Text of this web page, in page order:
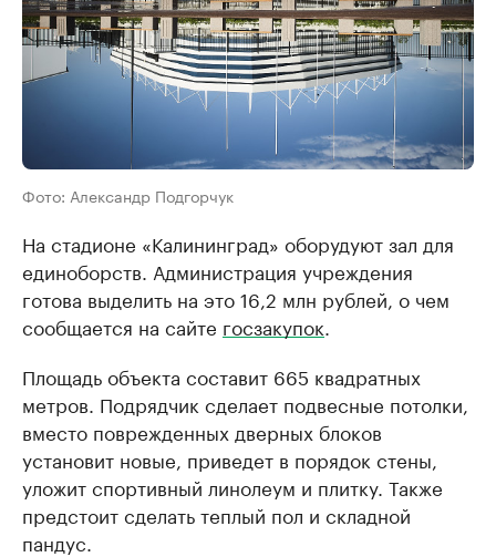
Фото: Александр Подгорчук
На стадионе «Калининград» оборудуют зал для
единоборств. Администрация учреждения
готова выделить на это 16,2 млн рублей, о чем
сообщается на сайте госзакупок
Площадь объекта составит 665 квадратных
метров. Подрядчик сделает подвесные потолки,
вместо поврежденных дверных блоков
установит новые, приведет в порядок стены,
уложит спортивный линолеум и плитку. Также
предстоит сделать теплый пол и складной
пандус.